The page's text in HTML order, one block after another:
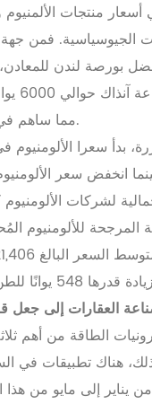
فمن جهة،
بورصة لندن
مما ساهم في تحفيز تصدير منتجات الألومنيوم المحلية.
بدأ سعرا
لشركات
العقارات إلى جعل